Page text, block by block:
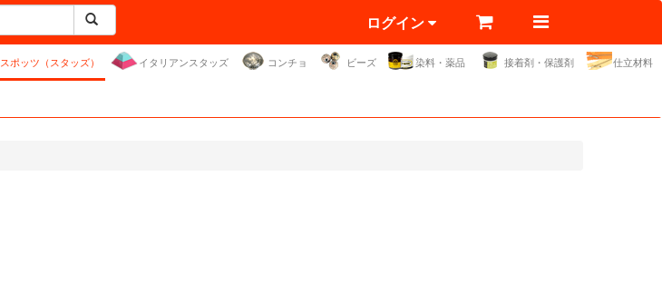
ログイン
スポッツ（スタッズ） イタリアンスタッズ コンチョ ビーズ 染料・薬品 接着剤・保護剤 仕立材料